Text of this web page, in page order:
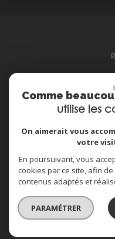
© 2026 | Tous droits
Plan du site Mentions
Site internet
un seul site
Comme
utilise les
On aimerait vous
votre
En poursuivant, vous
cookies par ce site, afin
contenus adaptés et
PARAMÉTRER